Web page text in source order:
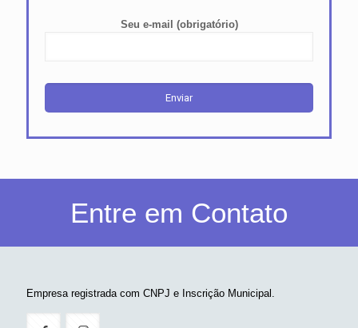
Seu e-mail (obrigatório)
Entre em Contato
Empresa registrada com CNPJ e Inscrição Municipal.